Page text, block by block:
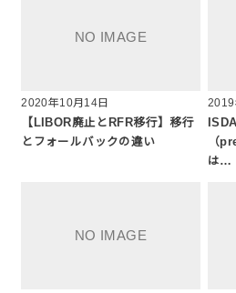
2020年10月14日
【LIBOR廃止とRFR移行】移行
とフォールバックの違い
2019
（
は…